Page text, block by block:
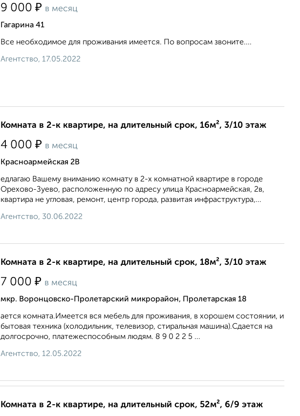
9 000 ₽ в месяц
Гагарина 41
Все необходимое для проживания имеется. По вопросам звоните....
Агентство, 17.05.2022
Комната в 2-к квартире, на длительный срок, 16м², 3/10 этаж
4 000 ₽ в месяц
Красноармейская 2В
едлагаю Вашему вниманию комнату в 2-х комнатной квартире в городе
Орехово-Зуево, расположенную по адресу улица Красноармейская, 2в,
квартира не угловая, ремонт, центр города, развитая инфраструктура,...
Агентство, 30.06.2022
Комната в 2-к квартире, на длительный срок, 18м², 3/10 этаж
7 000 ₽ в месяц
мкр. Воронцовско-Пролетарский микрорайон, Пролетарская 18
ается комната.Имеется вся мебель для проживания, в хорошем состоянии, и
бытовая техника (холодильник, телевизор, стиральная машина).Сдается на
долгосрочно, платежеспособным людям. 8 9 0 2 2 5 ...
Агентство, 12.05.2022
Комната в 2-к квартире, на длительный срок, 52м², 6/9 этаж